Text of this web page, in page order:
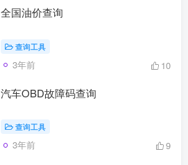
全国油价查询
查询工具
3年前 10
汽车OBD故障码查询
查询工具
3年前 9